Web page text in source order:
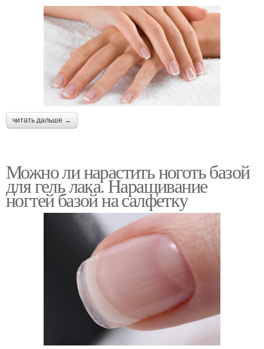
читать дальше →
Можно ли нарастить ноготь базой
для гель лака. Наращивание
ногтей базой на салфетку